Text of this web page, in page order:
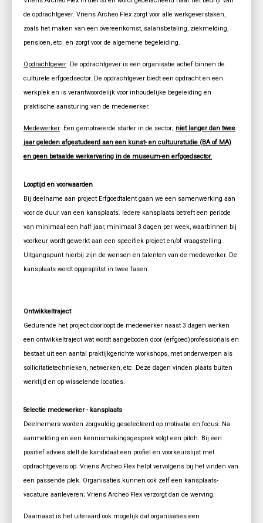
de opdrachtgever. Vriens Archeo Flex zorgt voor alle werkgeverstaken,
zoals het maken van een overeenkomst, salarisbetaling, ziekmelding,
pensioen, etc. en zorgt voor de algemene begeleiding.
Opdrachtgever: De opdrachtgever is een organisatie actief binnen de
culturele erfgoedsector. De opdrachtgever biedt een opdracht en een
werkplek en is verantwoordelijk voor inhoudelijke begeleiding en
praktische aansturing van de medewerker.
Medewerker: Een gemotiveerde starter in de sector; niet langer dan twee
jaar geleden afgestudeerd aan een kunst- en cultuurstudie (BA of MA)
en geen betaalde werkervaring in de museum-en erfgoedsector.
Looptijd en voorwaarden
Bij deelname aan project Erfgoedtalent gaan we een samenwerking aan
voor de duur van een kansplaats. Iedere kansplaats betreft een periode
van minimaal een half jaar, minimaal 3 dagen per week, waarbinnen bij
voorkeur wordt gewerkt aan een specifiek project en/of vraagstelling.
Uitgangspunt hierbij zijn de wensen en talenten van de medewerker. De
kansplaats wordt opgesplitst in twee fasen.
Ontwikkeltraject
Gedurende het project doorloopt de medewerker naast 3 dagen werken
een ontwikkeltraject wat wordt aangeboden door (erfgoed)professionals en
bestaat uit een aantal praktijkgerichte workshops, met onderwerpen als
sollicitatietechnieken, netwerken, etc. Deze dagen vinden plaats buiten
werktijd en op wisselende locaties.
Selectie medewerker - kansplaats
Deelnemers worden zorgvuldig geselecteerd op motivatie en focus. Na
aanmelding en een kennismakingsgesprek volgt een pitch. Bij een
positief advies stelt de kandidaat een profiel en voorkeurslijst met
opdrachtgevers op. Vriens Archeo Flex helpt vervolgens bij het vinden van
een passende plek. Organisaties kunnen ook zelf een kansplaats-
vacature aanleveren; Vriens Archeo Flex verzorgt dan de werving.
Daarnaast is het uiteraard ook mogelijk dat organisaties een